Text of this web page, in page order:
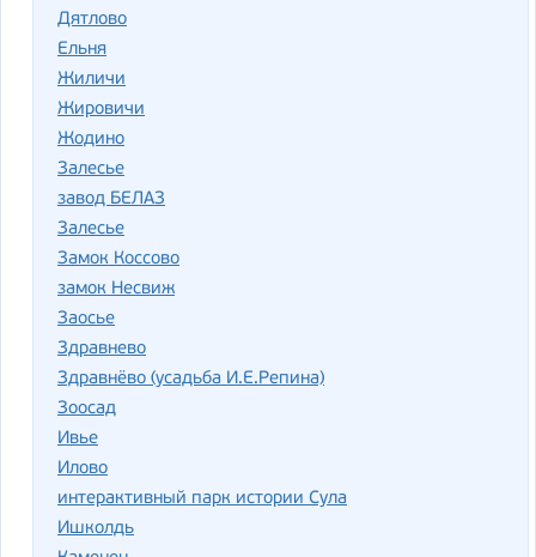
Дятлово
Ельня
Жиличи
Жировичи
Жодино
За­ле­сье
завод БЕЛАЗ
Залесье
Замок Коссово
замок Несвиж
Заосье
Здрав­не­во
Здравнёво (усадьба И.Е.Репина)
Зоосад
Ивье
Илово
интерактивный парк истории Сула
Ишколдь